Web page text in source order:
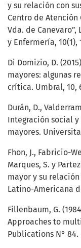
y su relación con
Centro de
Vda. de
y Enfermería, 10(1),
Di Domizio, D.
mayores: algunas
crítica. Umbral, 10,
Durán, D.,
Integración social
mayores.
Fhon, J., Fabricio-
Marques, S. y
mayor y su
Latino-Americana
Fillenbaum, G.
Approaches to
Publications N° 84.